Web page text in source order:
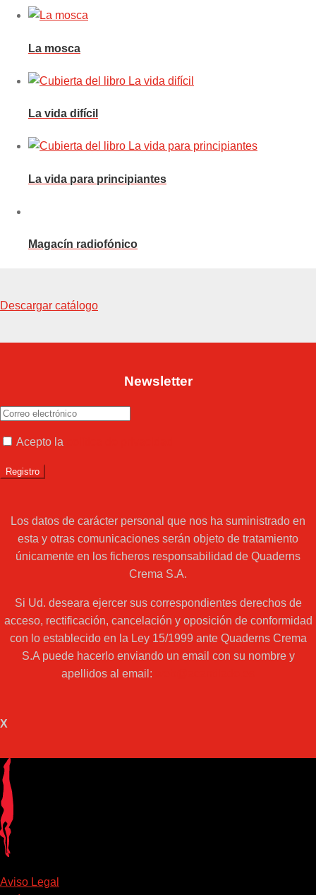
La mosca
La vida difícil
La vida para principiantes
Magacín radiofónico
Descargar catálogo
Newsletter
Acepto la
Los datos de carácter personal que nos ha suministrado en
esta y otras comunicaciones serán objeto de tratamiento
únicamente en los ficheros responsabilidad de Quaderns
Crema S.A.
Si Ud. deseara ejercer sus correspondientes derechos de
acceso, rectificación, cancelación y oposición de conformidad
con lo establecido en la Ley 15/1999 ante Quaderns Crema
S.A puede hacerlo enviando un email con su nombre y
apellidos al email:
X
Aviso Legal